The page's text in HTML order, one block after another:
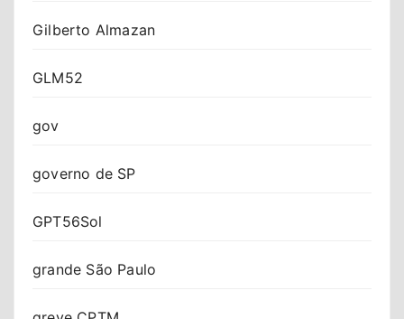
Gilberto Almazan
GLM52
gov
governo de SP
GPT56Sol
grande São Paulo